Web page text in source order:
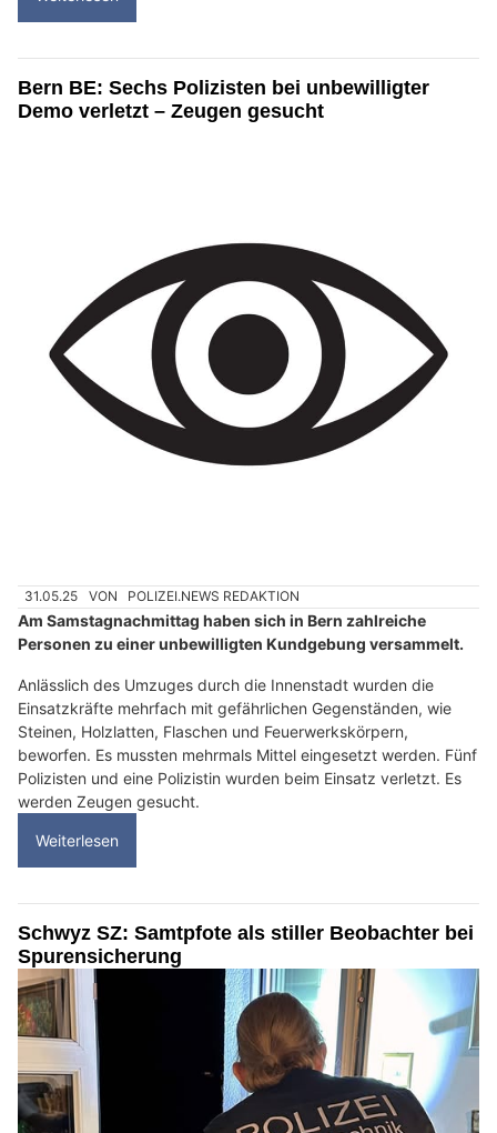
Bern BE: Sechs Polizisten bei unbewilligter
Demo verletzt – Zeugen gesucht
31.05.25 VON POLIZEI.NEWS REDAKTION
Am Samstagnachmittag haben sich in Bern zahlreiche
Personen zu einer unbewilligten Kundgebung versammelt.
Anlässlich des Umzuges durch die Innenstadt wurden die
Einsatzkräfte mehrfach mit gefährlichen Gegenständen, wie
Steinen, Holzlatten, Flaschen und Feuerwerkskörpern,
beworfen. Es mussten mehrmals Mittel eingesetzt werden. Fünf
Polizisten und eine Polizistin wurden beim Einsatz verletzt. Es
werden Zeugen gesucht.
Weiterlesen
Schwyz SZ: Samtpfote als stiller Beobachter bei
Spurensicherung